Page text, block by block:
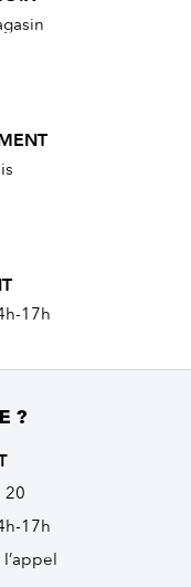
17h
?
20
17h